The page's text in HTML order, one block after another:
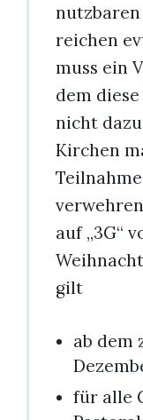
reichen
muss ein
dem
nicht
Kirchen
auf „3G“
gilt
ab dem
für alle